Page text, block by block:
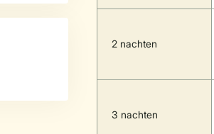
2 nachten
3 nachten